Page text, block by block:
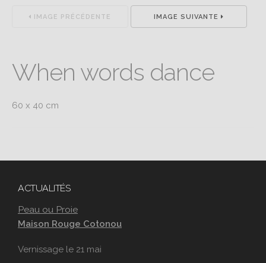
IMAGE PRÉCÉDENTE IMAGE SUIVANTE
When words dance
60 x 40 cm
ACTUALITÉS
Peau ou Proie
Maison Rouge Cotonou
Vernissage le 21 mai